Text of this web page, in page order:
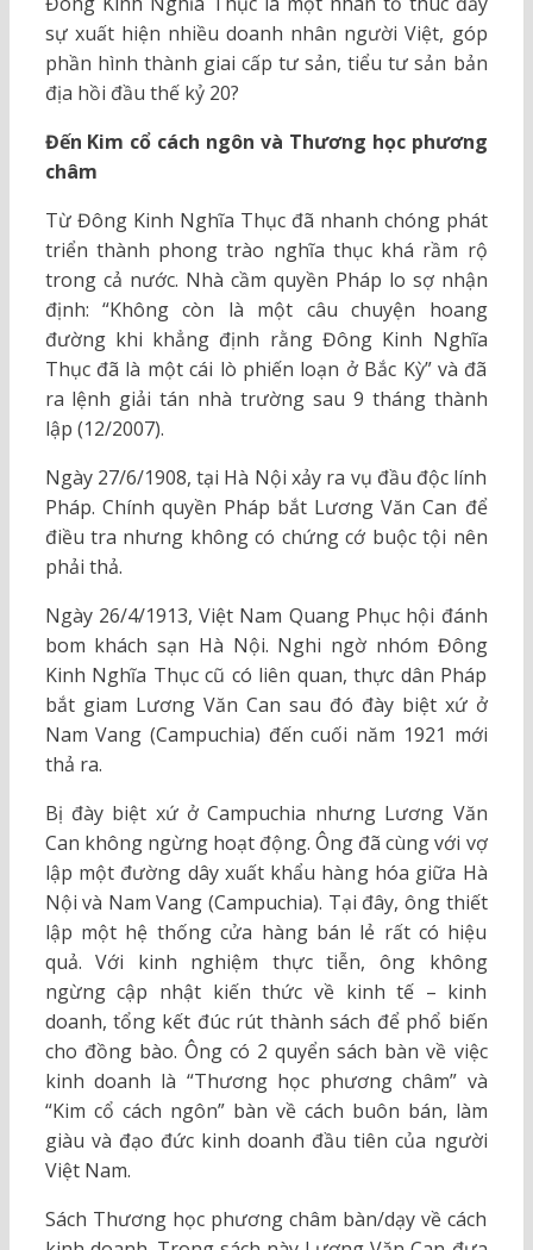
sự xuất hiện nhiều doanh nhân người Việt, góp
phần hình thành giai cấp tư sản, tiểu tư sản bản
địa hồi đầu thế kỷ 20?
Đến Kim cổ cách ngôn và Thương học phương
châm
Từ Đông Kinh Nghĩa Thục đã nhanh chóng phát
triển thành phong trào nghĩa thục khá rầm rộ
trong cả nước. Nhà cầm quyền Pháp lo sợ nhận
định: “Không còn là một câu chuyện hoang
đường khi khẳng định rằng Đông Kinh Nghĩa
Thục đã là một cái lò phiến loạn ở Bắc Kỳ” và đã
ra lệnh giải tán nhà trường sau 9 tháng thành
lập (12/2007).
Ngày 27/6/1908, tại Hà Nội xảy ra vụ đầu độc lính
Pháp. Chính quyền Pháp bắt Lương Văn Can để
điều tra nhưng không có chứng cớ buộc tội nên
phải thả.
Ngày 26/4/1913, Việt Nam Quang Phục hội đánh
bom khách sạn Hà Nội. Nghi ngờ nhóm Đông
Kinh Nghĩa Thục cũ có liên quan, thực dân Pháp
bắt giam Lương Văn Can sau đó đày biệt xứ ở
Nam Vang (Campuchia) đến cuối năm 1921 mới
thả ra.
Bị đày biệt xứ ở Campuchia nhưng Lương Văn
Can không ngừng hoạt động. Ông đã cùng với vợ
lập một đường dây xuất khẩu hàng hóa giữa Hà
Nội và Nam Vang (Campuchia). Tại đây, ông thiết
lập một hệ thống cửa hàng bán lẻ rất có hiệu
quả. Với kinh nghiệm thực tiễn, ông không
ngừng cập nhật kiến thức về kinh tế – kinh
doanh, tổng kết đúc rút thành sách để phổ biến
cho đồng bào. Ông có 2 quyển sách bàn về việc
kinh doanh là “Thương học phương châm” và
“Kim cổ cách ngôn” bàn về cách buôn bán, làm
giàu và đạo đức kinh doanh đầu tiên của người
Việt Nam.
Sách Thương học phương châm bàn/dạy về cách